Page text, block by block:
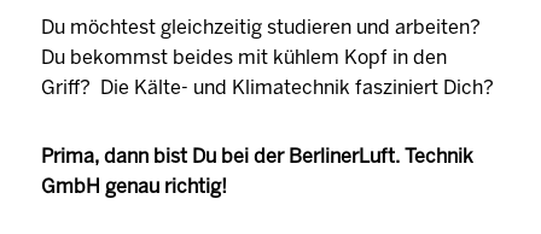
Du möchtest gleichzeitig studieren und arbeiten?
Du bekommst beides mit kühlem Kopf in den
Griff? Die Kälte- und Klimatechnik fasziniert Dich?
Prima, dann bist Du bei der BerlinerLuft. Technik
GmbH genau richtig!